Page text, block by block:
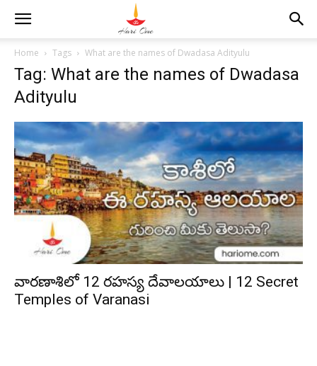
Home Tags What are the names of Dwadasa Adityulu
Tag: What are the names of Dwadasa
Adityulu
వారణాశిలో 12 రహస్య దేవాలయాలు | 12 Secret
Temples of Varanasi